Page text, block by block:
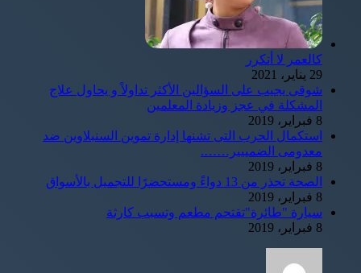
كالعمر لا أتكرر
29 يناير، 2021
شوقى يجيب على السؤالين الأكثر تداولاً و يحاول علاج
المشكلة في عجز وزيادة المعلمين
8 فبراير، 2019
استكمال الحرب التى تشنها إدارة تموين السنبلاوين ضد
معدومى الضمييير…….
8 فبراير، 2019
الصحة تحذر من 13 دواءً ومستحضرًا للتجميل بالأسواق
8 فبراير، 2019
سيارة "طائرة"تقتحم مطعم وتسبب كارثة
8 فبراير، 2019